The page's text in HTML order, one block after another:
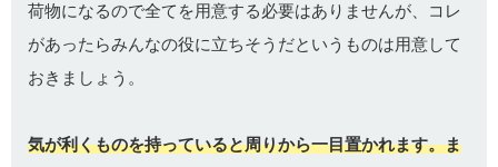
荷物になるので全てを用意する必要はありませんが、コレ
があったらみんなの役に立ちそうだというものは用意して
おきましょう。
気が利くものを持っていると周りから一目置かれます。ま